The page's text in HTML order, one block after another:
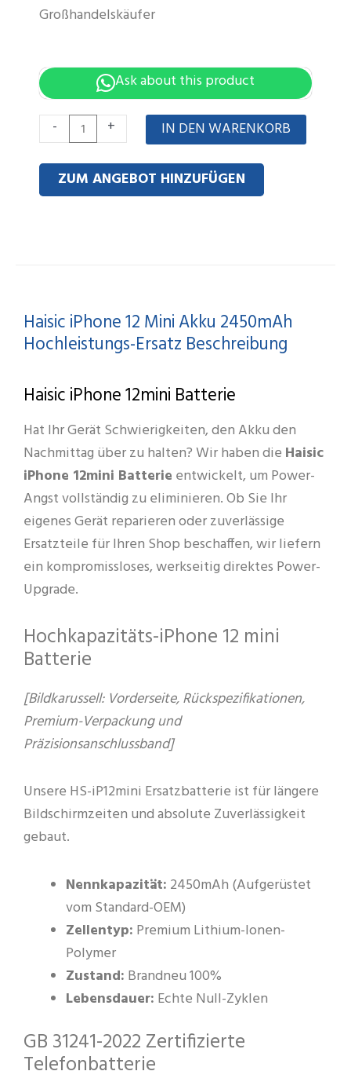
Großhandelskäufer
Ask about this product
-
Haisic
iPhone
12
mini
Menge
+ IN DEN WARENKORB
ZUM ANGEBOT HINZUFÜGEN
Haisic iPhone 12 Mini Akku 2450mAh
Hochleistungs-Ersatz Beschreibung
Haisic iPhone 12mini Batterie
Hat Ihr Gerät Schwierigkeiten, den Akku den
Nachmittag über zu halten? Wir haben die Haisic
iPhone 12mini Batterie entwickelt, um Power-
Angst vollständig zu eliminieren. Ob Sie Ihr
eigenes Gerät reparieren oder zuverlässige
Ersatzteile für Ihren Shop beschaffen, wir liefern
ein kompromissloses, werkseitig direktes Power-
Upgrade.
Hochkapazitäts-iPhone 12 mini
Batterie
[Bildkarussell: Vorderseite, Rückspezifikationen,
Premium-Verpackung und
Präzisionsanschlussband]
Unsere HS-iP12mini Ersatzbatterie ist für längere
Bildschirmzeiten und absolute Zuverlässigkeit
gebaut.
Nennkapazität: 2450mAh (Aufgerüstet
vom Standard-OEM)
Zellentyp: Premium Lithium-Ionen-
Polymer
Zustand: Brandneu 100%
Lebensdauer: Echte Null-Zyklen
GB 31241-2022 Zertifizierte
Telefonbatterie